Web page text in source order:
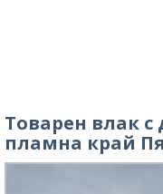
Товарен влак с
пламна край